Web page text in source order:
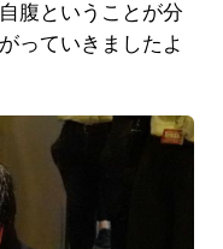
腹ということが分
っていきましたよ